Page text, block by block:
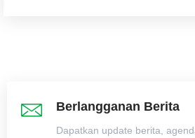
Berlangganan Berita
Dapatkan update berita,